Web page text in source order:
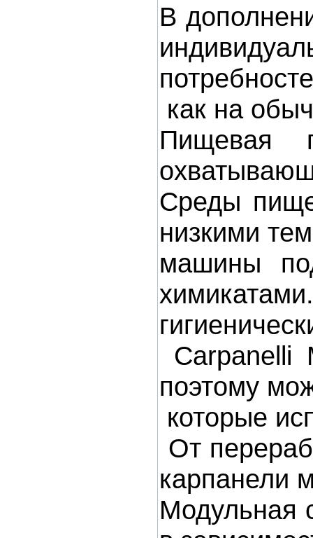
В
как на
Пищевая
Среды
низкими
машины
Carpanelli
поэтому
которые
От
карпанели
Модульная